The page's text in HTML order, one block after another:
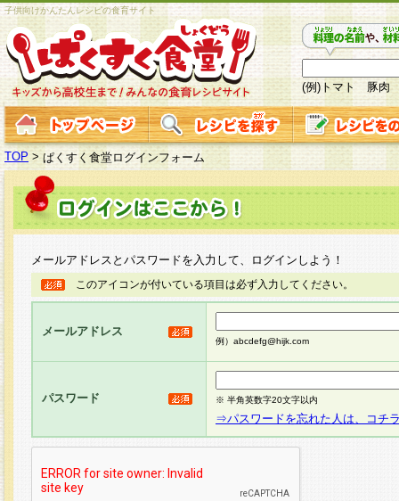
子供向けかんたんレシピの食育サイト
(例)トマト 豚肉
TOP > ぱくすく食堂ログインフォーム
メールアドレスとパスワードを入力して、ログインしよう！
このアイコンが付いている項目は必ず入力してください。
メールアドレス
例）abcdefg@hijk.com
パスワード ※ 半角英数字20文字以内
⇒パスワードを忘れた人は、コチ